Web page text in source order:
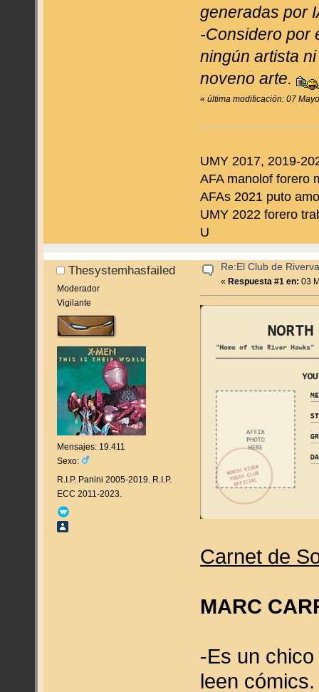
generadas por
-Considero por
ningún artista
noveno arte.
«última modificación: 07
UMY 2017, 2019-
AFA manolof forero
AFAs 2021 puto
UMY 2022 forero
U
Thesystemhasfailed
Moderador
Vigilante
Mensajes: 19.411
Sexo:
R.I.P. Panini 2005-2019. R.I.P.
ECC 2011-2023.
Re:El Club de
« Respuesta #1 en: 03
Carnet de
MARC
-Es un
leen